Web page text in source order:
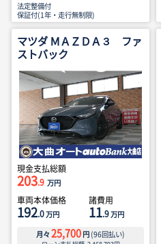
法定整備付
保証付(1年・走行無制限)
マツダ ＭＡＺＤＡ３ ファ
ストバック
現金支払総額
203.9 万円
車両本体価格
192.0万円
諸費用
11.9万円
月々 25,700 円 (96回払い)